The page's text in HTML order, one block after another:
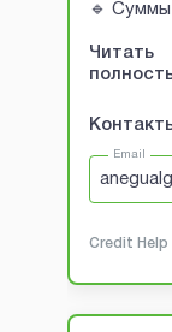
🔹 Суммы
Читать
Email
Credit Help